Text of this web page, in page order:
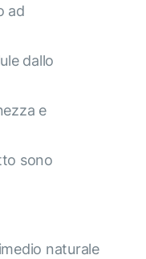
ad
dallo
e
sono
naturale